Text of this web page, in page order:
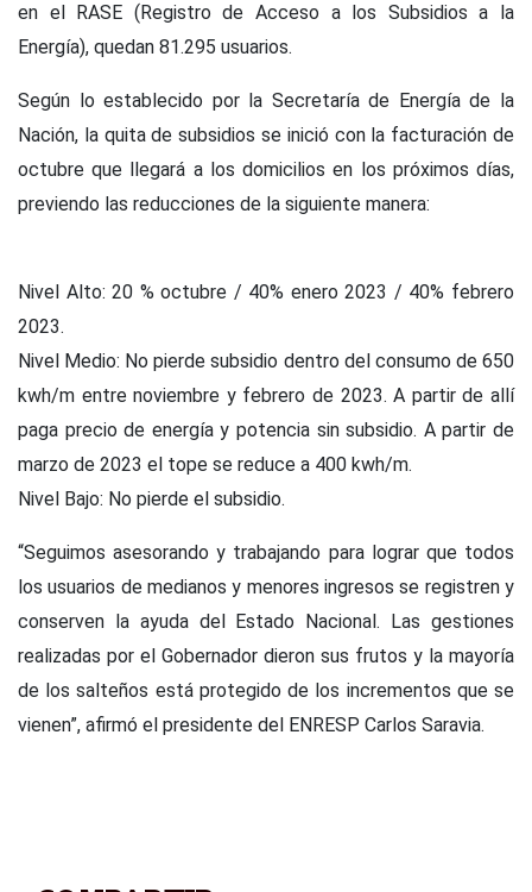
en el RASE (Registro de Acceso a los Subsidios a la
Energía), quedan 81.295 usuarios.
Según lo establecido por la Secretaría de Energía de la
Nación, la quita de subsidios se inició con la facturación de
octubre que llegará a los domicilios en los próximos días,
previendo las reducciones de la siguiente manera:
Nivel Alto: 20 % octubre / 40% enero 2023 / 40% febrero
2023.
Nivel Medio: No pierde subsidio dentro del consumo de 650
kwh/m entre noviembre y febrero de 2023. A partir de allí
paga precio de energía y potencia sin subsidio. A partir de
marzo de 2023 el tope se reduce a 400 kwh/m.
Nivel Bajo: No pierde el subsidio.
“Seguimos asesorando y trabajando para lograr que todos
los usuarios de medianos y menores ingresos se registren y
conserven la ayuda del Estado Nacional. Las gestiones
realizadas por el Gobernador dieron sus frutos y la mayoría
de los salteños está protegido de los incrementos que se
vienen”, afirmó el presidente del ENRESP Carlos Saravia.